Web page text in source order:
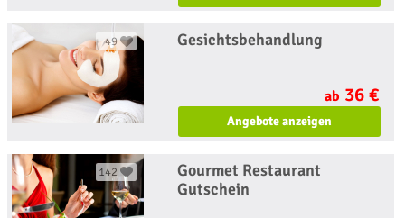
49 Gesichtsbehandlung
ab 36 €
Angebote anzeigen
142
Gourmet Restaurant
Gutschein